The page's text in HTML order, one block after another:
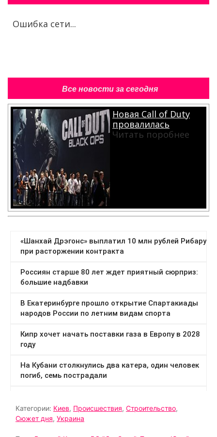
Ошибка сети...
Все новости за сегодня
Новая Call of Duty
провалилась
Читать поробнее
Категории: Киев, Происшествия, Строительство,
Сюжет дня, Украина